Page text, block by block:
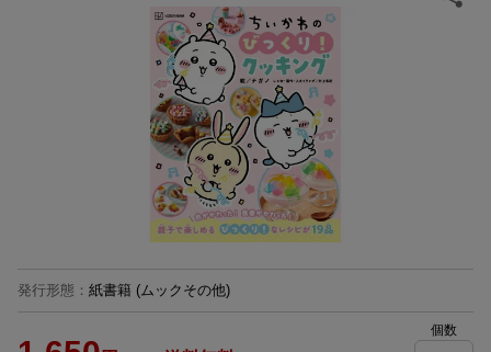
発行形態 ： 紙書籍 (ムックその他)
個数